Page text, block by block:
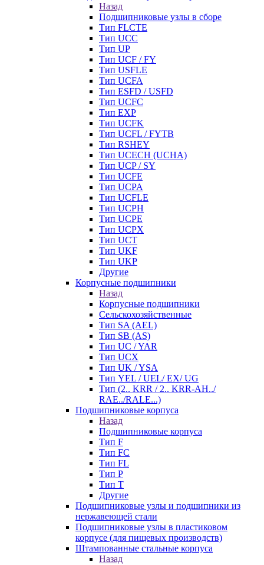
Назад
Подшипниковые узлы в сборе
Тип FLCTE
Тип UCC
Тип UP
Тип UCF / FY
Тип USFLE
Тип UCFA
Тип ESFD / USFD
Тип UCFC
Тип EXP
Тип UCFK
Тип UCFL / FYTB
Тип RSHEY
Тип UCECH (UCHA)
Тип UCP / SY
Тип UCFE
Тип UCPA
Тип UCFLE
Тип UCPH
Тип UCPE
Тип UCPX
Тип UCT
Тип UKF
Тип UKP
Другие
Корпусные подшипники
Назад
Корпусные подшипники
Сельскохозяйственные
Тип SA (AEL)
Тип SB (AS)
Тип UC / YAR
Тип UCX
Тип UK / YSA
Тип YEL / UEL/ EX/ UG
Тип (2.. KRR / 2.. KRR-AH../
RAE../RALE...)
Подшипниковые корпуса
Назад
Подшипниковые корпуса
Тип F
Тип FC
Тип FL
Тип P
Тип T
Другие
Подшипниковые узлы и подшипники из
нержавеющей стали
Подшипниковые узлы в пластиковом
корпусе (для пищевых производств)
Штампованные стальные корпуса
Назад